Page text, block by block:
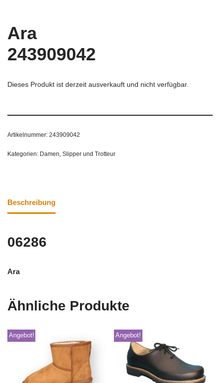
Ara
243909042
Dieses Produkt ist derzeit ausverkauft und nicht verfügbar.
Artikelnummer: 243909042
Kategorien: Damen Slipper und Trotteur
Beschreibung
06286
Ara
Ähnliche Produkte
Angebot! Angebot!